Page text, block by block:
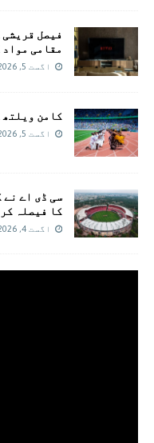
فیصل
مقامی
اگست 5, 2026
کامن ویلتھ
اگست 5, 2026
سی ڈی اے نے
کا فیصلہ
اگست 4, 2026